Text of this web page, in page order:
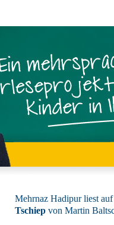
Mehrnaz Hadipur liest
Tschiepvon Martin